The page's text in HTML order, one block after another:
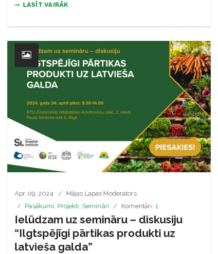
LASĪT VAIRĀK
Apr 09, 2024
Mājas Lapas Moderators
Pasākumi, Projekti , Semināri Komentāri: 1
Ielūdzam uz semināru – diskusiju
“Ilgtspējīgi pārtikas produkti uz
latvieša galda”